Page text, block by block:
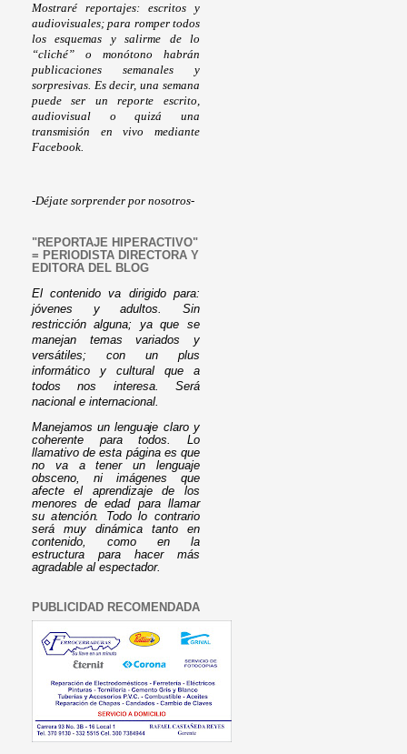
Mostraré reportajes: escritos y
audiovisuales; para romper todos
los esquemas y salirme de lo
“cliché” o monótono habrán
publicaciones semanales y
sorpresivas. Es decir, una semana
puede ser un reporte escrito,
audiovisual o quizá una
transmisión en vivo mediante
Facebook.
-Déjate sorprender por nosotros-
"REPORTAJE HIPERACTIVO"
= PERIODISTA DIRECTORA Y
EDITORA DEL BLOG
El contenido va dirigido para:
jóvenes y adultos. Sin
restricción alguna; ya que se
manejan temas variados y
versátiles; con un plus
informático y cultural que a
todos nos interesa. Será
nacional e internacional.
Manejamos un lenguaje claro y
coherente para todos. Lo
llamativo de esta página es que
no va a tener un lenguaje
obsceno, ni imágenes que
afecte el aprendizaje de los
menores de edad para llamar
su atención. Todo lo contrario
será muy dinámica tanto en
contenido, como en la
estructura para hacer más
agradable al espectador.
PUBLICIDAD RECOMENDADA